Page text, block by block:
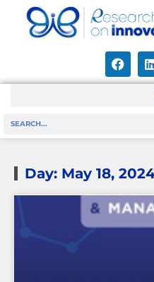
Day: May 18,